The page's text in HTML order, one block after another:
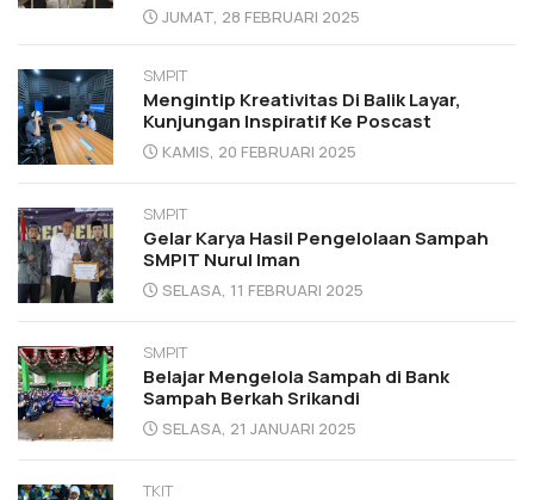
JUMAT, 28 FEBRUARI 2025
SMPIT
Mengintip Kreativitas Di Balik Layar,
Kunjungan Inspiratif Ke Poscast
KAMIS, 20 FEBRUARI 2025
SMPIT
Gelar Karya Hasil Pengelolaan Sampah
SMPIT Nurul Iman
SELASA, 11 FEBRUARI 2025
SMPIT
Belajar Mengelola Sampah di Bank
Sampah Berkah Srikandi
SELASA, 21 JANUARI 2025
TKIT